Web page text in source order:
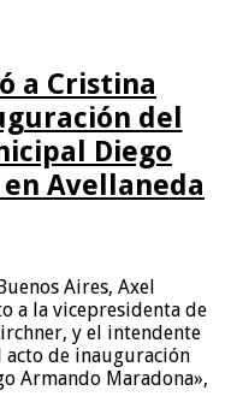
a Cristina
del
Diego
Avellaneda
Aires, Axel
a la vicepresidenta de
y el intendente
acto de inauguración
Armando Maradona»,